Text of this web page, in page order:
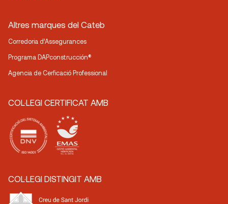
Altres marques del Cateb
Corredoria d’Assegurances
Programa DAPconstrucción®
Agencia de Cerficació Professional
COL·LEGI CERTIFICAT AMB
COL·LEGI DISTINGIT AMB